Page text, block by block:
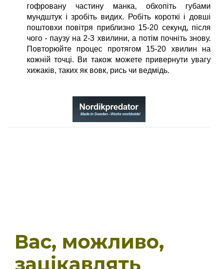
гофровану частину манка, обхопіть губами
мундштук і зробіть видих. Робіть короткі і довші
поштовхи повітря приблизно 15-20 секунд, після
чого - паузу на 2-3 хвилини, а потім почніть знову.
Повторюйте процес протягом 15-20 хвилин на
кожній точці. Ви також можете привернути увагу
хижаків, таких як вовк, рись чи ведмідь.
Вас, можливо,
зацікавлять